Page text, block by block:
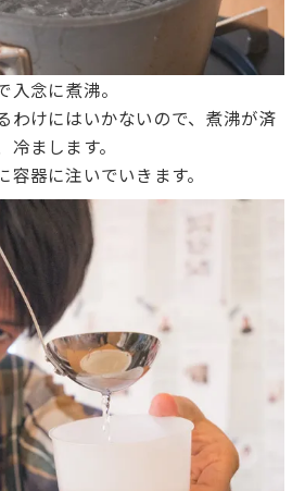
念に煮沸。
わけにはいかないので、煮沸が済
まします。
器に注いでいきます。